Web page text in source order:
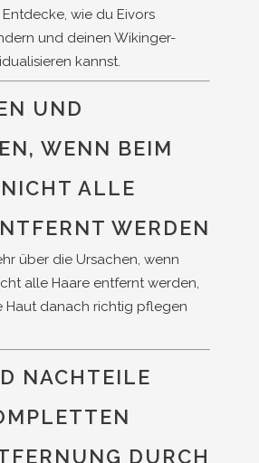
wie du Eivors
und deinen Wikinger-
kannst.
UND
WENN BEIM
ALLE
WERDEN
über die Ursachen, wenn
alle Haare entfernt werden,
Haut danach richtig pflegen
NACHTEILE
DURCH